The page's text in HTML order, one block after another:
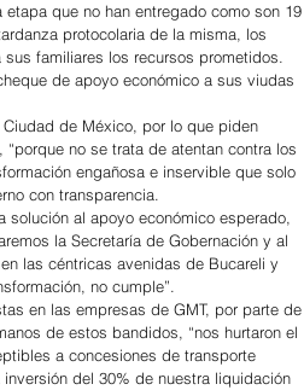
que no han entregado como son 19
protocolaria de la misma, los
familiares los recursos prometidos.
de apoyo económico a sus viudas
de México, por lo que piden
no se trata de atentan contra los
engañosa e inservible que solo
con transparencia.
solución al apoyo económico esperado,
la Secretaría de Gobernación y al
las céntricas avenidas de Bucareli y
no cumple”.
en las empresas de GMT, por parte de
de estos bandidos, “nos hurtaron el
a concesiones de transporte
del 30% de nuestra liquidación